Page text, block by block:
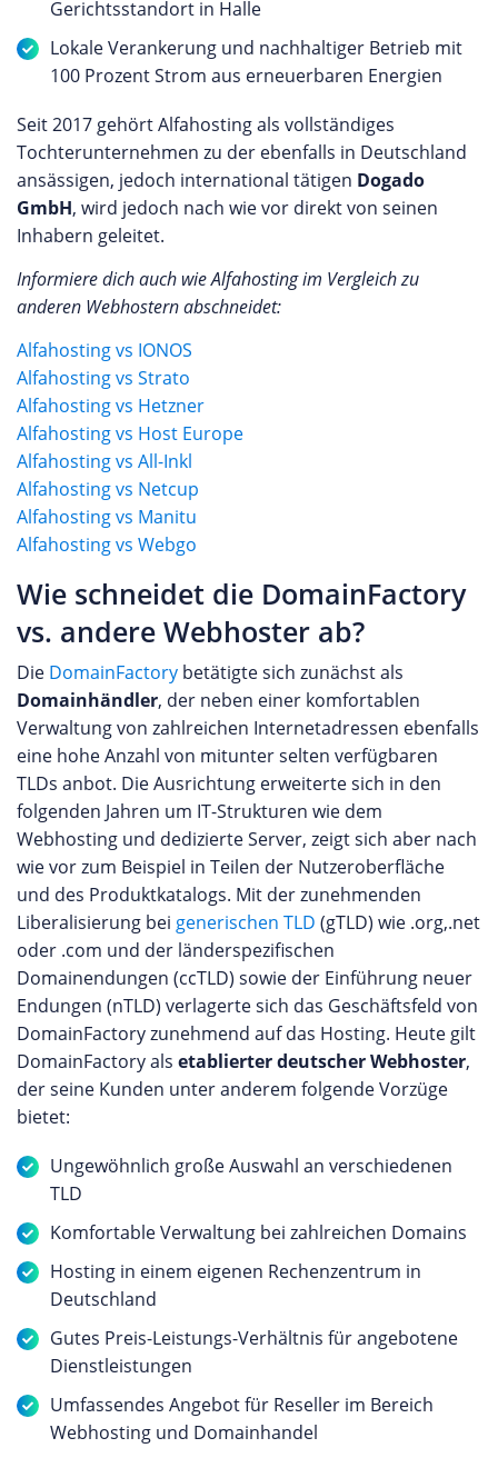
Gerichtsstandort in Halle
Lokale Verankerung und nachhaltiger Betrieb mit
100 Prozent Strom aus erneuerbaren Energien
Seit 2017 gehört Alfahosting als vollständiges
Tochterunternehmen zu der ebenfalls in Deutschland
ansässigen, jedoch international tätigen Dogado
GmbH, wird jedoch nach wie vor direkt von seinen
Inhabern geleitet.
Informiere dich auch wie Alfahosting im Vergleich zu
anderen Webhostern abschneidet:
Alfahosting vs IONOS
Alfahosting vs Strato
Alfahosting vs Hetzner
Alfahosting vs Host Europe
Alfahosting vs All-Inkl
Alfahosting vs Netcup
Alfahosting vs Manitu
Alfahosting vs Webgo
Wie schneidet die DomainFactory
vs. andere Webhoster ab?
Die DomainFactory betätigte sich zunächst als
Domainhändler, der neben einer komfortablen
Verwaltung von zahlreichen Internetadressen ebenfalls
eine hohe Anzahl von mitunter selten verfügbaren
TLDs anbot. Die Ausrichtung erweiterte sich in den
folgenden Jahren um IT-Strukturen wie dem
Webhosting und dedizierte Server, zeigt sich aber nach
wie vor zum Beispiel in Teilen der Nutzeroberfläche
und des Produktkatalogs. Mit der zunehmenden
Liberalisierung bei generischen TLD (gTLD) wie .org,.net
oder .com und der länderspezifischen
Domainendungen (ccTLD) sowie der Einführung neuer
Endungen (nTLD) verlagerte sich das Geschäftsfeld von
DomainFactory zunehmend auf das Hosting. Heute gilt
DomainFactory als etablierter deutscher Webhoster,
der seine Kunden unter anderem folgende Vorzüge
bietet:
Ungewöhnlich große Auswahl an verschiedenen
TLD
Komfortable Verwaltung bei zahlreichen Domains
Hosting in einem eigenen Rechenzentrum in
Deutschland
Gutes Preis-Leistungs-Verhältnis für angebotene
Dienstleistungen
Umfassendes Angebot für Reseller im Bereich
Webhosting und Domainhandel